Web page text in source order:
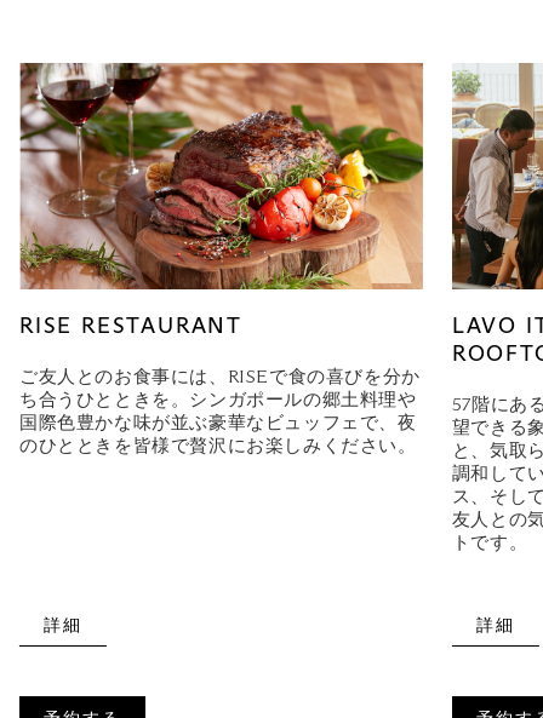
RISE RESTAURANT
ご友人とのお食事には、RISEで食の喜びを分か
ち合うひとときを。シンガポールの郷土料理や
国際色豊かな味が並ぶ豪華なビュッフェで、夜
のひとときを皆様で贅沢にお楽しみください。
詳細
LAVO
57階にあ
望できる
と、気取
調和して
ス、そし
友人との
トです。
詳細